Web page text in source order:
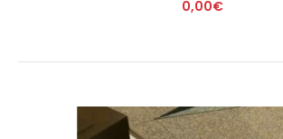
0,00€